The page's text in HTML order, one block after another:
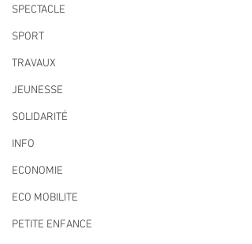
SPECTACLE
SPORT
TRAVAUX
JEUNESSE
SOLIDARITÉ
INFO
ECONOMIE
ECO MOBILITE
PETITE ENFANCE